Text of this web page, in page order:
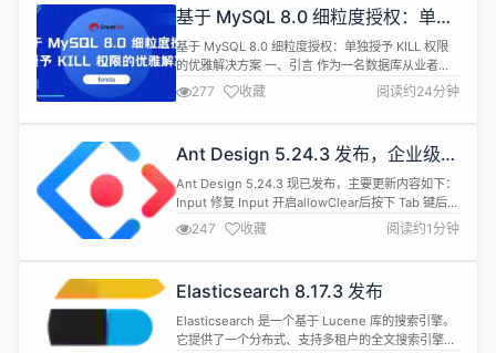
这一主张进行快速审理，并指出： "当公众...
基于 MySQL 8.0 细粒度授权：单独
授予 KILL 权限的优雅解决方案
基于 MySQL 8.0 细粒度授权：单独授予 KILL 权限
的优雅解决方案 一、引言 作为一名数据库从业者，
我在日常工作中经常会遇到一个棘手的问题：如何在
保证安全的前提下，让业务团队拥有足够的权限去管
理数据库执行的 SQL，尤其是终止那些失控的慢查询
计、安全合规以及数据库稳定性等多方面的权衡。今
天，我们就来聊聊 ...
277 收藏 阅读约24分钟
Ant Design 5.24.3 发布，企业级
UI 设计语言和 React 实现
Ant Design 5.24.3 现已发布，主要更新内容如下：
Input 修复 Input 开启allowClear后按下 Tab 键后没
有正确选中下个元素的问题。#52977 修复 Input 开
启variant="underlined"时disabled状态下 hover
时边框显示问题。#52959 修复 DatePicker 头部按
247 收藏 阅读约1分钟
Elasticsearch 8.17.3 发布
Elasticsearch 是一个基于 Lucene 库的搜索引擎。
它提供了一个分布式、支持多租户的全文搜索引擎，